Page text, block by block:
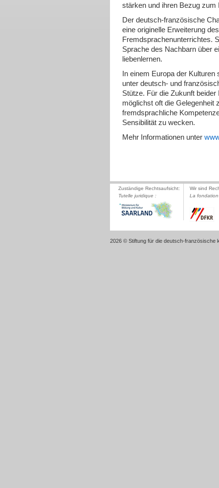
stärken und ihren Bezug
Der deutsch-französische
eine originelle Erweiterung
Fremdsprachenunterrichtes.
Sprache des Nachbarn über
liebenlernen.
In einem Europa der
unter deutsch- und
Stütze. Für die Zukunft
möglichst oft die Gelegenheit
fremdsprachliche
Sensibilität zu wecken.
Mehr Informationen unter
Zuständige Rechtsaufsicht:
Tutelle juridique :
Wir sind
La
2026 © Stiftung für die deutsch-französische